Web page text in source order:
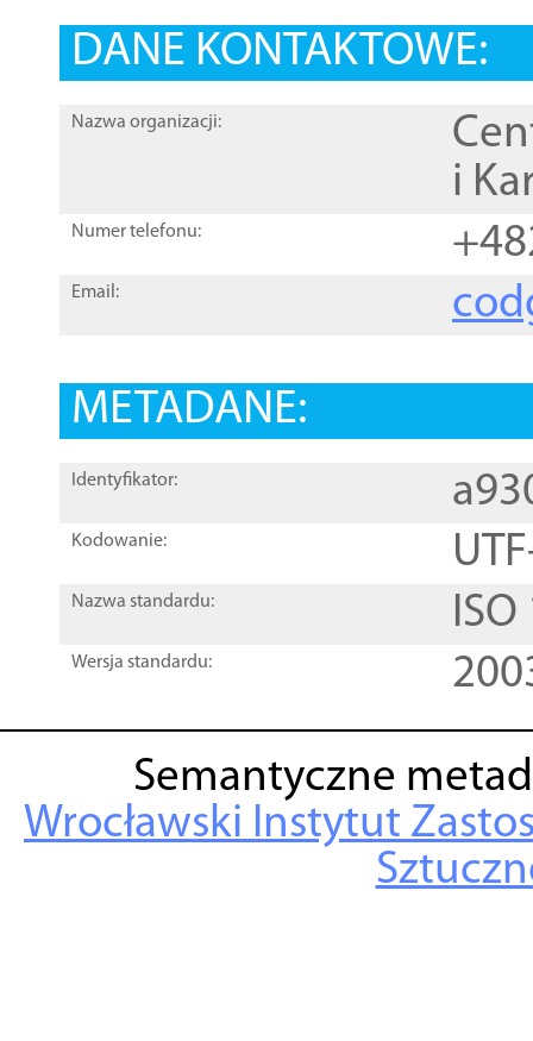
DANE KONTAKTOWE:
Nazwa organizacji:
i
Numer telefonu:
Email:
METADANE:
Identyfikator:
Kodowanie:
Nazwa standardu:
Wersja standardu:
Semantyczne
Wrocławski Instytut